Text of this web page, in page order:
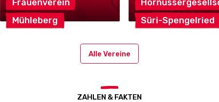
Frauenverein
Mühleberg
Süri-Spengelried
Alle Vereine
ZAHLEN & FAKTEN